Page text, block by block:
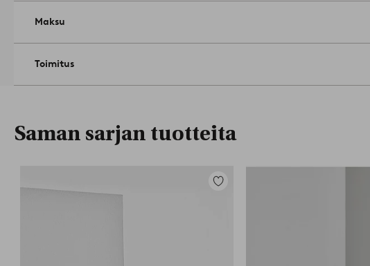
Maksu
Toimitus
Saman sarjan tuotteita
Lisää